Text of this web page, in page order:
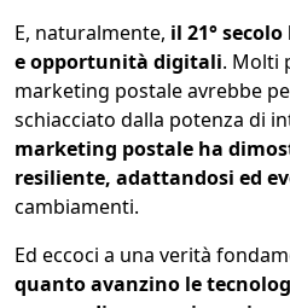
E, naturalmente, il 21°
e opportunità digitali. Molti
marketing postale avrebbe
schiacciato dalla potenza di
marketing postale ha
resiliente, adattandosi ed
cambiamenti.
Ed eccoci a una verità
quanto avanzino le